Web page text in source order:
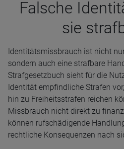
Falsche
sie
Identitätsmissbrauch ist nicht
sondern auch eine strafbare
Strafgesetzbuch sieht für die
Identität empfindliche Strafen
hin zu Freiheitsstrafen reichen
Missbrauch nicht direkt zu
können rufschädigende
rechtliche Konsequenzen nach